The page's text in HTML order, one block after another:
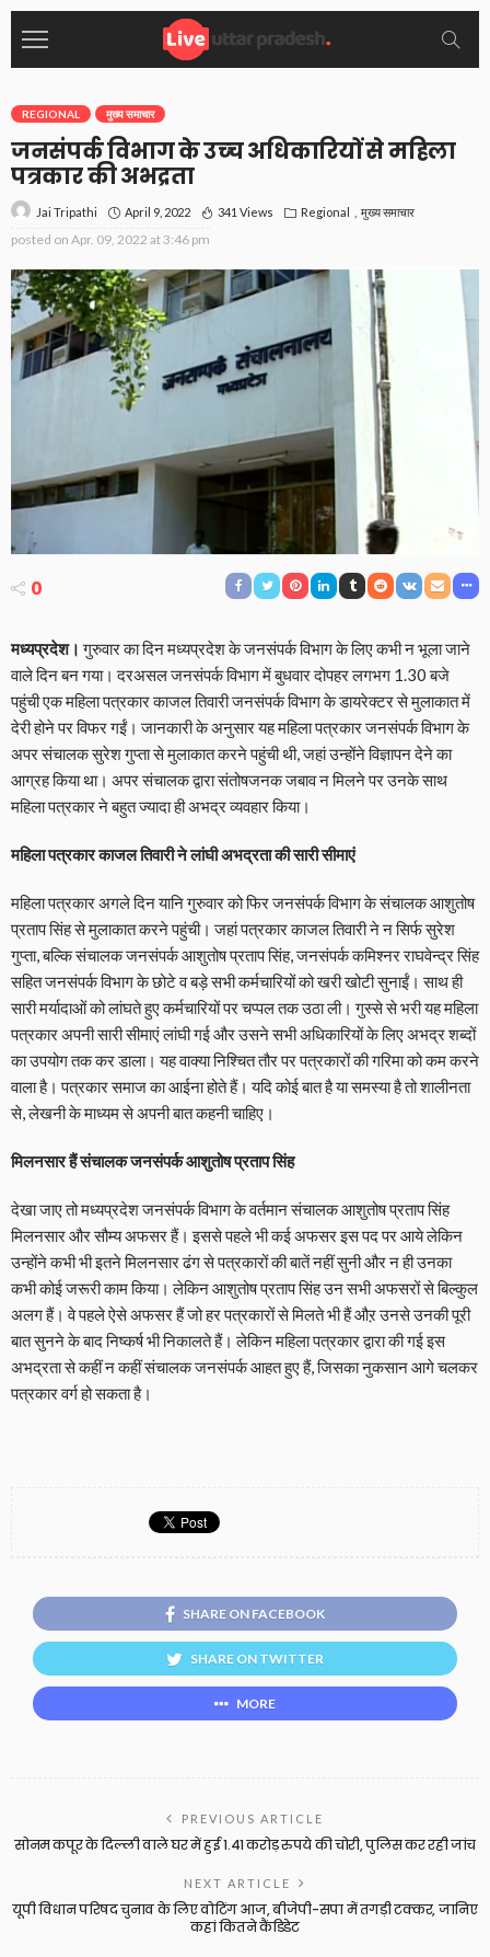
REGIONAL मुख्य समाचार
जनसंपर्क विभाग के उच्‍च अधिकारियों से महिला
पत्रकार की अभद्रता
Jai Tripathi April 9, 2022 341 Views Regional मुख्य समाचार
posted on Apr. 09, 2022 at 3:46 pm
0
मध्यप्रदेश। गुरुवार का दिन मध्यप्रदेश के जनसंपर्क विभाग के लिए कभी न भूला जाने
वाले दिन बन गया। दरअसल जनसंपर्क विभाग में बुधवार दोपहर लगभग 1.30 बजे
पहुंची एक महिला पत्रकार काजल तिवारी जनसंपर्क विभाग के डायरेक्टर से मुलाकात में
देरी होने पर विफर गईं। जानकारी के अनुसार यह महिला पत्रकार जनसंपर्क विभाग के
अपर संचालक सुरेश गुप्ता से मुलाकात करने पहुंची थी, जहां उन्होंने विज्ञापन देने का
आग्रह किया था। अपर संचालक द्वारा संतोषजनक जबाव न मिलने पर उनके साथ
महिला पत्रकार ने बहुत ज्‍यादा ही अभद्र व्‍यवहार किया।
महिला पत्रकार काजल तिवारी ने लांघी अभद्रता की सारी सीमाएं
महिला पत्रकार अगले दिन यानि गुरुवार को फिर जनसंपर्क विभाग के संचालक आशुतोष
प्रताप सिंह से मुलाकात करने पहुंची। जहां पत्रकार काजल तिवारी ने न सिर्फ सुरेश
गुप्ता, बल्कि संचालक जनसंपर्क आशुतोष प्रताप सिंह, जनसंपर्क कमिश्नर राघवेन्द्र सिंह
सहित जनसंपर्क विभाग के छोटे व बड़े सभी कर्मचारियों को खरी खोटी सुनाईं। साथ ही
सारी मर्यादाओं को लांघते हुए कर्मचारियों पर चप्‍पल तक उठा ली। गुस्से से भरी यह महिला
पत्रकार अपनी सारी सीमाएं लांघी गई और उसने सभी अधिकारियों के लिए अभद्र शब्दों
का उपयोग तक कर डाला। यह वाक्‍या निश्चित तौर पर पत्रकारों की गरिमा को कम करने
वाला है। पत्रकार समाज का आईना होते हैं। यदि कोई बात है या समस्‍या है तो शालीनता
से, लेखनी के माध्‍यम से अपनी बात कहनी चाहिए।
मिलनसार हैं संचालक जनसंपर्क आशुतोष प्रताप सिंह
देखा जाए तो मध्यप्रदेश जनसंपर्क विभाग के वर्तमान संचालक आशुतोष प्रताप सिंह
मिलनसार और सौम्य अफसर हैं। इससे पहले भी कई अफसर इस पद पर आये लेकिन
उन्होंने कभी भी इतने मिलनसार ढंग से पत्रकारों की बातें नहीं सुनी और न ही उनका
कभी कोई जरूरी काम किया। लेकिन आशुतोष प्रताप सिंह उन सभी अफसरों से बिल्कुल
अलग हैं। वे पहले ऐसे अफसर हैं जो हर पत्रकारों से मिलते भी हैं औऱ उनसे उनकी पूरी
बात सुनने के बाद निष्कर्ष भी निकालते हैं। लेकिन महिला पत्रकार द्वारा की गई इस
अभद्रता से कहीं न कहीं संचालक जनसंपर्क आहत हुए हैं, जिसका नुकसान आगे चलकर
पत्रकार वर्ग हो सकता है।
SHARE ON FACEBOOK
SHARE ON TWITTER
MORE
PREVIOUS ARTICLE
सोनम कपूर के दिल्ली वाले घर में हुई 1.41 करोड़ रुपये की चोरी, पुलिस कर रही जांच
NEXT ARTICLE
यूपी विधान परिषद चुनाव के लिए वोटिंग आज, बीजेपी-सपा में तगड़ी टक्कर, जानिए
कहां कितने कैंडिडेट